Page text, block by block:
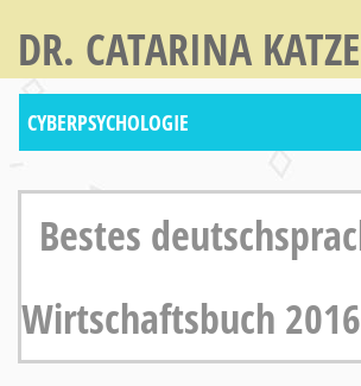
DR. CATARINA
CYBERPSYCHOLOGIE
Bestes
Wirtschaftsbuch 2016